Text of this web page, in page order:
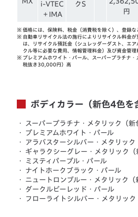
i-VTEC
＋IMA
クS
円
※ 価格には、保険料、税金（消費税を除く）、登録
※ 自動車リサイクル法の施行によりリサイクル料金
は、リサイクル預託金（シュレッダーダスト、エ
クル等に必要な費用、情報管理料金）及び資金管理
※ プレミアムホワイト・パール、スーパープラチナ
税抜き30,000円）高
ボディカラー（新色4色を
・
スーパープラチナ・メタリック（新
・
プレミアムホワイト・パール
・
アラバスターシルバー・メタリック
・
ギャラクシーグレー・メタリック（
・
ミスティパープル・パール
・
ナイトホークブラック・パール
・
ニュートロンブルー・メタリック（
・
ダークルビーレッド・パール
・
フローライトシルバー・メタリック